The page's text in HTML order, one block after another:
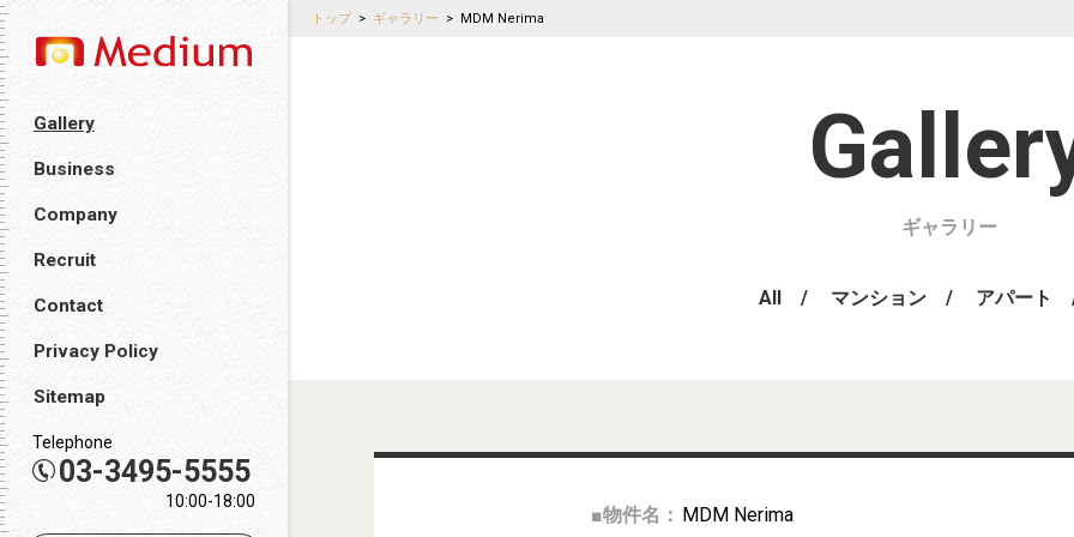
Gallery
Business
Company
Recruit
Contact
Privacy Policy
Sitemap
Telephone
03-3495-5555
10:00-18:00
トップ > ギャラリー > MDM Nerima
ギャラリー
All マンション アパート
■物件名： MDM Nerima